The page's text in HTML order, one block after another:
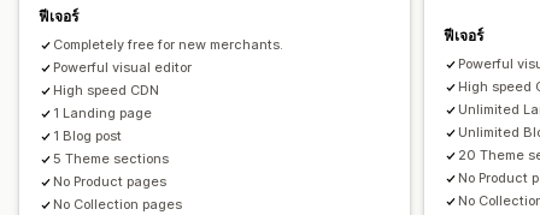
การทำงานอัตโนมัติ
การซิงค์เนื้อหา
ส่วนกลางทั่วโลก
สไตล์ทั่วโลก
แบบอักษรที่กำหนดเอง
การสร้างด้วย AI
SEO
การเปลี่ยนรูปแบบตามการแสดงผลบนมือถือ
การโหลดแบบ Lazy
การเฝ้าติดตามประสิทธิภาพ
คะแนน SEO การตรวจสอบ
การวิเคราะห์ความเร็ว
การติดตามอันดับ
ยอดเข้าชมเว็บไซต์
ฟีเจอร์
Completely free for new merchants.
Powerful visual editor
High speed CDN
1 Landing page
1 Blog post
5 Theme sections
No Product pages
No Collection pages
ฟีเจอร์
Powerful
High speed
Unlimited
Unlimited
20 Theme
No Product
No